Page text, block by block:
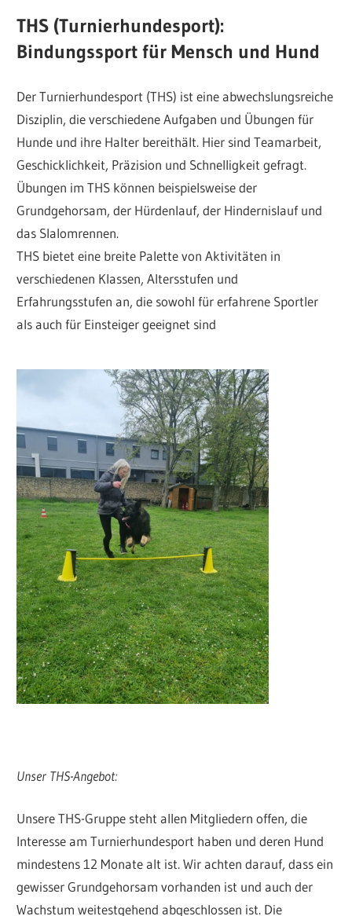
THS (Turnierhundesport):
Bindungssport für Mensch und Hund
Der Turnierhundesport (THS) ist eine abwechslungsreiche
Disziplin, die verschiedene Aufgaben und Übungen für
Hunde und ihre Halter bereithält. Hier sind Teamarbeit,
Geschicklichkeit, Präzision und Schnelligkeit gefragt.
Übungen im THS können beispielsweise der
Grundgehorsam, der Hürdenlauf, der Hindernislauf und
das Slalomrennen.
THS bietet eine breite Palette von Aktivitäten in
verschiedenen Klassen, Altersstufen und
Erfahrungsstufen an, die sowohl für erfahrene Sportler
als auch für Einsteiger geeignet sind
Unser THS-Angebot:
Unsere THS-Gruppe steht allen Mitgliedern offen, die
Interesse am Turnierhundesport haben und deren Hund
mindestens 12 Monate alt ist. Wir achten darauf, dass ein
gewisser Grundgehorsam vorhanden ist und auch der
Wachstum weitestgehend abgeschlossen ist. Die